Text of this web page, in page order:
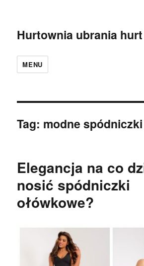
Hurtownia ubrania
MENU
Tag: modne
Elegancja na co
nosić spódniczki
ołówkowe?